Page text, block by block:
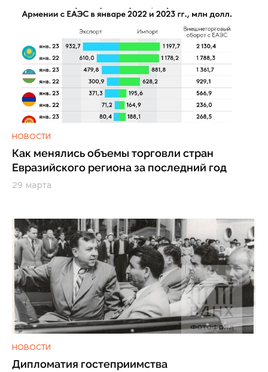
НОВОСТИ
Как менялись объемы торговли стран
Евразийского региона за последний год
29 марта
НОВОСТИ
Дипломатия гостеприимства